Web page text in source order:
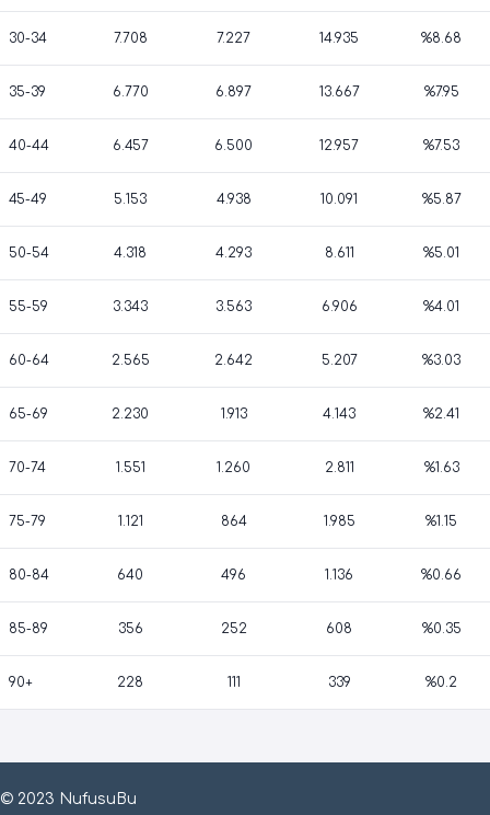
30-34 7.708 7.227 14.935 %8.68
35-39 6.770 6.897 13.667 %7.95
40-44 6.457 6.500 12.957 %7.53
45-49 5.153 4.938 10.091 %5.87
50-54 4.318 4.293 8.611 %5.01
55-59 3.343 3.563 6.906 %4.01
60-64 2.565 2.642 5.207 %3.03
65-69 2.230 1.913 4.143 %2.41
70-74 1.551 1.260 2.811 %1.63
75-79 1.121 864 1.985 %1.15
80-84 640 496 1.136 %0.66
85-89 356 252 608 %0.35
90+ 228 111 339 %0.2
© 2023 NufusuBu